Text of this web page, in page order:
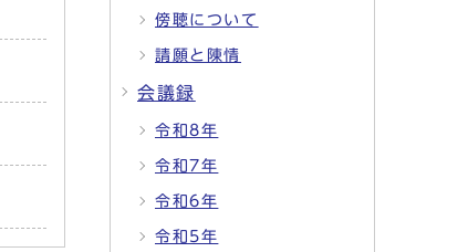
傍聴について
請願と陳情
会議録
令和8年
令和7年
令和6年
令和5年